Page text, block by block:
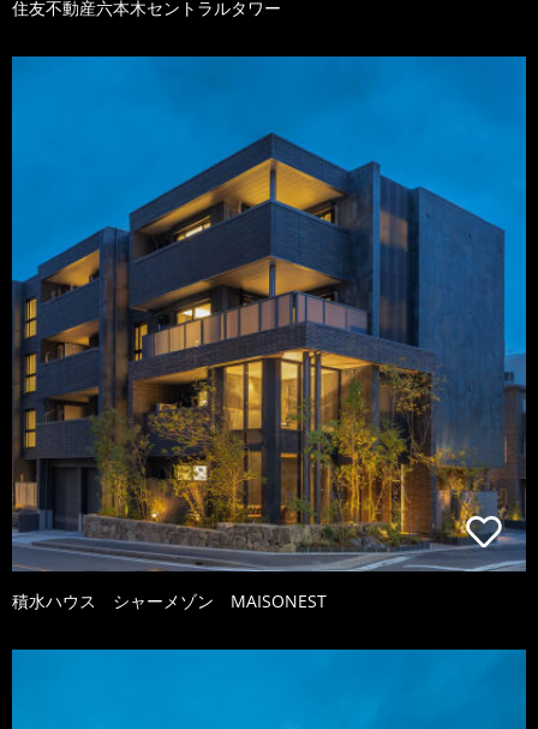
住友不動産六本木セントラルタワー
積水ハウス シャーメゾン MAISONEST